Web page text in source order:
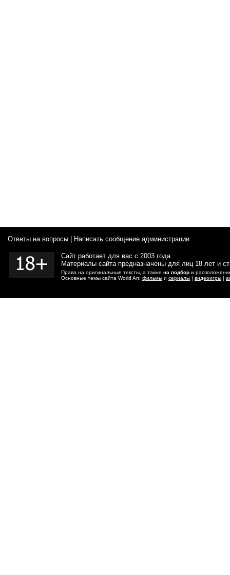
Ответы на вопросы Написать сообщение администрации
Сайт работает для вас с 2003 года.
Материалы сайта предназначены для лиц 18 лет и
Права на оригинальные тексты, а также на подбор и
Основные темы сайта World Art: фильмы и сериалы | видеоигры |